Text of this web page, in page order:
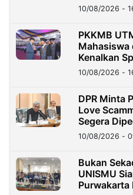
Berkarakter
10/08/2026 -
PKKMB
Mahasiswa
Kenalkan
10/08/2026 -
DPR Minta
Love
Segera
10/08/2026 -
Bukan
UNISMU
Purwakarta